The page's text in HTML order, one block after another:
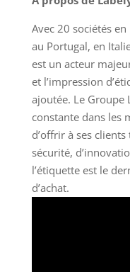
Avec 20 sociétés en
au Portugal, en
est un acteur
et l’impression
ajoutée. Le Groupe
constante dans les
d’offrir à ses
sécurité,
l’étiquette est le
d’achat.